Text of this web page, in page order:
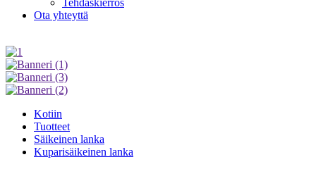
Tehdaskierros
Ota yhteyttä
Kotiin
Tuotteet
Säikeinen lanka
Kuparisäikeinen lanka